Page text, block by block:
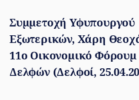
Συμμετοχή Υφυπουργού
Εξωτερικών, Χάρη
11ο Οικονομικό
Δελφών (Δελφοί,